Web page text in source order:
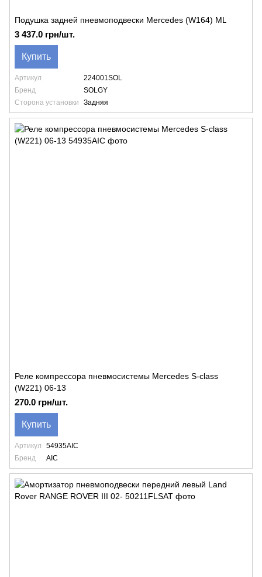
Подушка задней пневмоподвески Mercedes (W164) ML
3 437.0 грн/шт.
Купить
Артикул
224001SOL
Бренд
SOLGY
Сторона установки
Задняя
Реле компрессора пневмосистемы Mercedes S-class
(W221) 06-13
270.0 грн/шт.
Купить
Артикул
54935AIC
Бренд
AIC